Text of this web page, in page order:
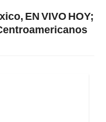
EN VIVO HOY;